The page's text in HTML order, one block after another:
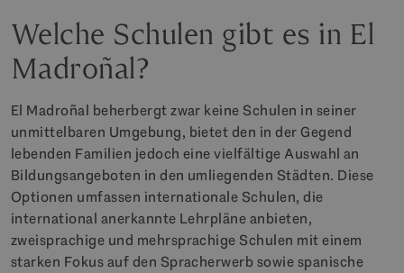
Welche Schulen gibt es in El
Madroñal?
El Madroñal beherbergt zwar keine Schulen in seiner
unmittelbaren Umgebung, bietet den in der Gegend
lebenden Familien jedoch eine vielfältige Auswahl an
Bildungsangeboten in den umliegenden Städten. Diese
Optionen umfassen internationale Schulen, die
international anerkannte Lehrpläne anbieten,
zweisprachige und mehrsprachige Schulen mit einem
starken Fokus auf den Spracherwerb sowie spanische